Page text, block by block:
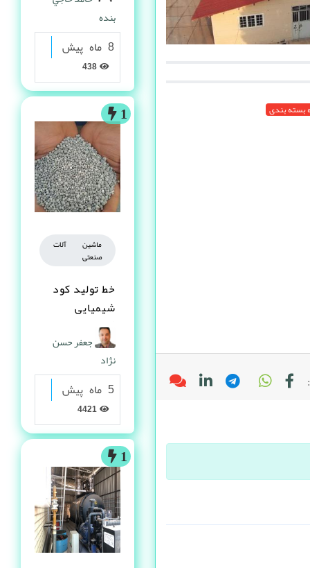
بسته بندی
بنده
8 ماه پیش
1
ماشین آلات
صنعتی
خط تولید کود
شیمیایی
گرانولی
جعفر حسن
نژاد
5 ماه پیش
1